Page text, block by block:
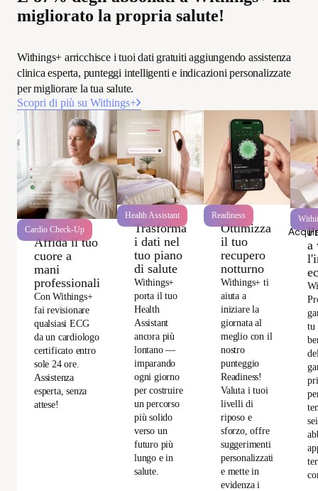
migliorato la propria salute!
Withings+ arricchisce i tuoi dati gratuiti aggiungendo assistenza
clinica esperta, punteggi intelligenti e indicazioni personalizzate
per migliorare la tua salute.
Scopri di più su Withings+
Cardio Check-Up
Affida il tuo
cuore a
mani
professionali
Con Withings+
fai revisionare
qualsiasi ECG
da un cardiologo
certificato entro
sole 24 ore.
Assistenza
esperta, senza
attese!
Health Assistant
Trasforma
i dati nel
tuo piano
di salute
Withings+
porta il tuo
Health
Assistant
ancora più
lontano —
imparando
ogni giorno
per costruire
un percorso
più solido
verso un
futuro più
lungo e in
salute.
Readiness
Ottimizza
il tuo
recupero
notturno
Withings+ ti
aiuta a
iniziare la
giornata al
meglio con il
nostro
punteggio
Readiness!
Valuta i tuoi
livelli di
riposo e
sforzo, offre
suggerimenti
personalizzati
e mette in
evidenza i
a
tu